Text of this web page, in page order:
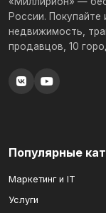
России. Покупайте
недвижимость,
продавцов, 10
Популярные
Маркетинг и IT
Услуги